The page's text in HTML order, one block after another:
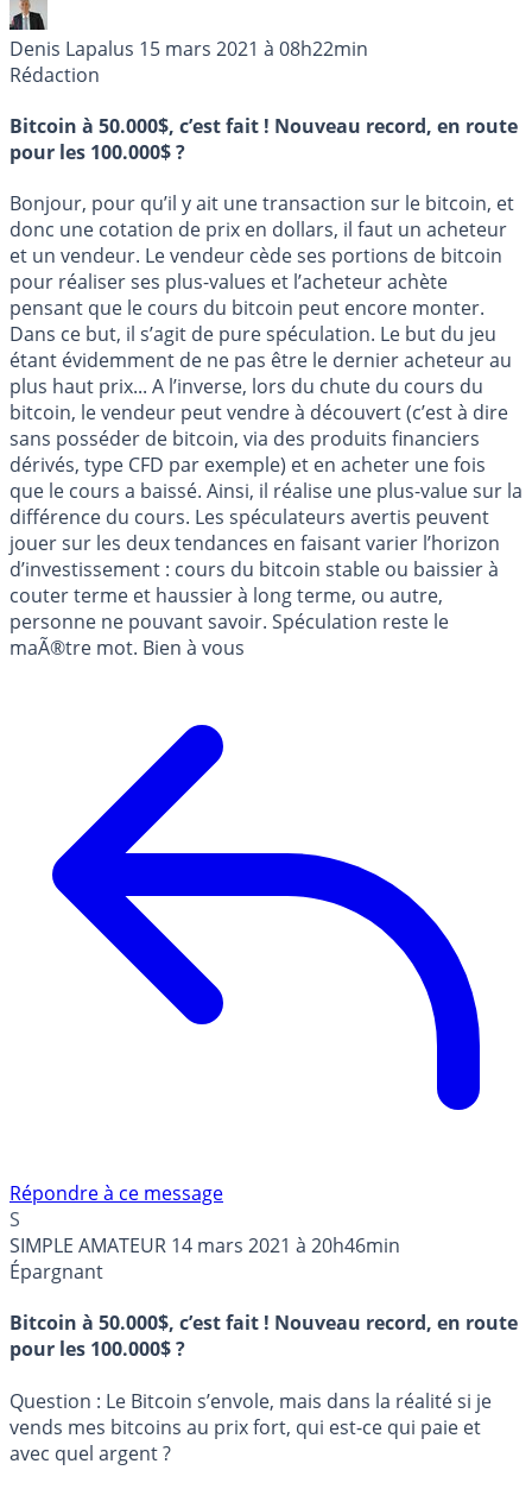
Denis Lapalus 15 mars 2021 à 08h22min
Rédaction
Bitcoin à 50.000$, c’est fait ! Nouveau record, en route
pour les 100.000$ ?
Bonjour, pour qu’il y ait une transaction sur le bitcoin, et
donc une cotation de prix en dollars, il faut un acheteur
et un vendeur. Le vendeur cède ses portions de bitcoin
pour réaliser ses plus-values et l’acheteur achète
pensant que le cours du bitcoin peut encore monter.
Dans ce but, il s’agit de pure spéculation. Le but du jeu
étant évidemment de ne pas être le dernier acheteur au
plus haut prix... A l’inverse, lors du chute du cours du
bitcoin, le vendeur peut vendre à découvert (c’est à dire
sans posséder de bitcoin, via des produits financiers
dérivés, type CFD par exemple) et en acheter une fois
que le cours a baissé. Ainsi, il réalise une plus-value sur la
différence du cours. Les spéculateurs avertis peuvent
jouer sur les deux tendances en faisant varier l’horizon
d’investissement : cours du bitcoin stable ou baissier à
couter terme et haussier à long terme, ou autre,
personne ne pouvant savoir. Spéculation reste le
maÃ®tre mot. Bien à vous
Répondre à ce message
S
SIMPLE AMATEUR 14 mars 2021 à 20h46min
Épargnant
Bitcoin à 50.000$, c’est fait ! Nouveau record, en route
pour les 100.000$ ?
Question : Le Bitcoin s’envole, mais dans la réalité si je
vends mes bitcoins au prix fort, qui est-ce qui paie et
avec quel argent ?